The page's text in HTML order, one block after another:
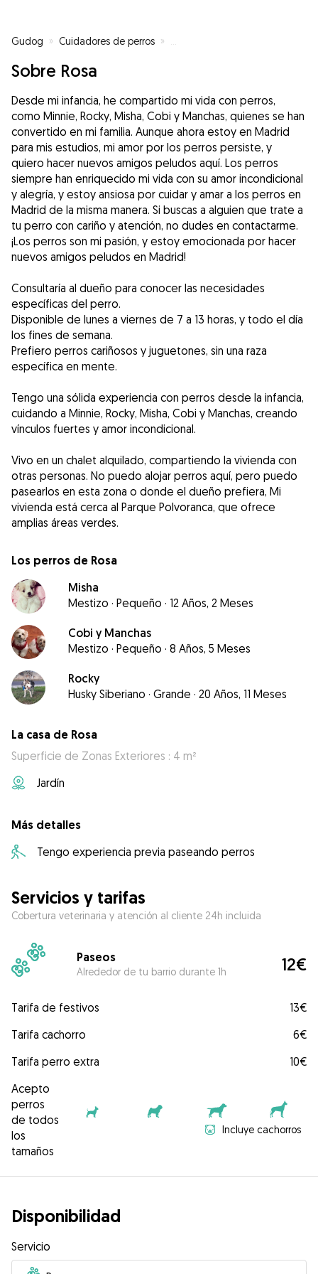
Gudog » Cuidadores de perros »
Sobre Rosa
Desde mi infancia, he compartido mi vida con perros,
como Minnie, Rocky, Misha, Cobi y Manchas, quienes se han
convertido en mi familia. Aunque ahora estoy en Madrid
para mis estudios, mi amor por los perros persiste, y
quiero hacer nuevos amigos peludos aquí. Los perros
siempre han enriquecido mi vida con su amor incondicional
y alegría, y estoy ansiosa por cuidar y amar a los perros en
Madrid de la misma manera. Si buscas a alguien que trate a
tu perro con cariño y atención, no dudes en contactarme.
¡Los perros son mi pasión, y estoy emocionada por hacer
nuevos amigos peludos en Madrid!
Consultaría al dueño para conocer las necesidades
específicas del perro.
Disponible de lunes a viernes de 7 a 13 horas, y todo el día
los fines de semana.
Prefiero perros cariñosos y juguetones, sin una raza
específica en mente.
Tengo una sólida experiencia con perros desde la infancia,
cuidando a Minnie, Rocky, Misha, Cobi y Manchas, creando
vínculos fuertes y amor incondicional.
Vivo en un chalet alquilado, compartiendo la vivienda con
otras personas. No puedo alojar perros aquí, pero puedo
pasearlos en esta zona o donde el dueño prefiera, Mi
vivienda está cerca al Parque Polvoranca, que ofrece
amplias áreas verdes.
Los perros de Rosa
Misha
Mestizo · Pequeño · 12 Años, 2 Meses
Cobi y Manchas
Mestizo · Pequeño · 8 Años, 5 Meses
Rocky
Husky Siberiano · Grande · 20 Años, 11 Meses
La casa de Rosa
Superficie de Zonas Exteriores : 4 m²
Jardín
Más detalles
Tengo experiencia previa paseando perros
Servicios y tarifas
Cobertura veterinaria y atención al cliente 24h incluida
Paseos
Alrededor de tu barrio durante 1h 12€
Tarifa de festivos
13€
Tarifa cachorro
6€
Tarifa perro extra
10€
Acepto
perros
de todos
los
tamaños
Incluye cachorros
Disponibilidad
Servicio